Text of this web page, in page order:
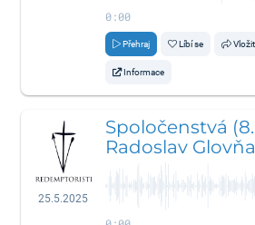
0:00
Přehraj Líbí se Vložit
Informace
25.5.2025
Spoločenstvá
Radoslav